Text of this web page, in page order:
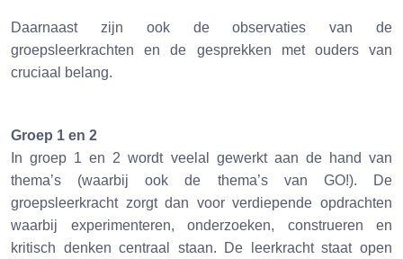
Daarnaast zijn ook de observaties van de
groepsleerkrachten en de gesprekken met ouders van
cruciaal belang.
Groep 1 en 2
In groep 1 en 2 wordt veelal gewerkt aan de hand van
thema’s (waarbij ook de thema’s van GO!). De
groepsleerkracht zorgt dan voor verdiepende opdrachten
waarbij experimenteren, onderzoeken, construeren en
kritisch denken centraal staan. De leerkracht staat open